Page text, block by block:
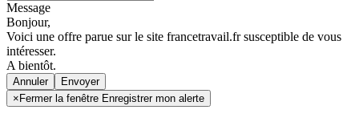
Message
Bonjour,
Voici une offre parue sur le site francetravail.fr susceptible de vous
intéresser.
A bientôt.
Annuler
× Fermer la fenêtre Enregistrer mon alerte